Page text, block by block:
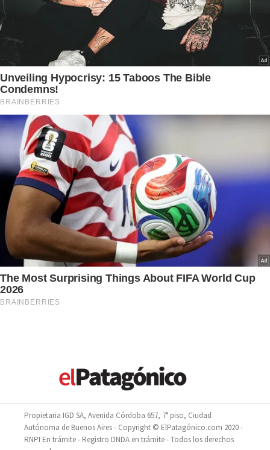
Propietaria IGD SA, Avenida Córdoba 657, 7° piso, Ciudad
Autónoma de Buenos Aires - Copyright © ElPatagónico.com 2020 -
RNPI En trámite - Registro DNDA en trámite - Todos los derechos